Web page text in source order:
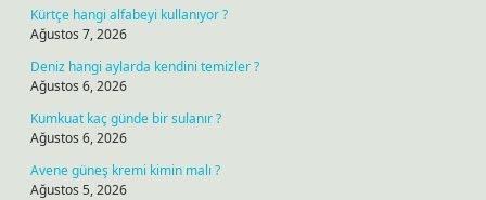
Kürtçe hangi alfabeyi kullanıyor ?
Ağustos 7, 2026
Deniz hangi aylarda kendini temizler ?
Ağustos 6, 2026
Kumkuat kaç günde bir sulanır ?
Ağustos 6, 2026
Avene güneş kremi kimin malı ?
Ağustos 5, 2026